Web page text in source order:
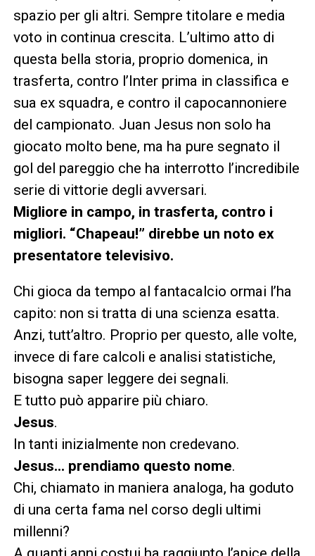
spazio per gli altri. Sempre titolare e media
voto in continua crescita. L’ultimo atto di
questa bella storia, proprio domenica, in
trasferta, contro l’Inter prima in classifica e
sua ex squadra, e contro il capocannoniere
del campionato. Juan Jesus non solo ha
giocato molto bene, ma ha pure segnato il
gol del pareggio che ha interrotto l’incredibile
serie di vittorie degli avversari.
Migliore in campo, in trasferta, contro i
migliori. “Chapeau!” direbbe un noto ex
presentatore televisivo.
Chi gioca da tempo al fantacalcio ormai l’ha
capito: non si tratta di una scienza esatta.
Anzi, tutt’altro. Proprio per questo, alle volte,
invece di fare calcoli e analisi statistiche,
bisogna saper leggere dei segnali.
E tutto può apparire più chiaro.
Jesus.
In tanti inizialmente non credevano.
Jesus… prendiamo questo nome.
Chi, chiamato in maniera analoga, ha goduto
di una certa fama nel corso degli ultimi
millenni?